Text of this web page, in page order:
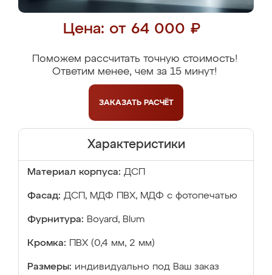
Цена: от 64 000 ₽
Поможем рассчитать точную стоимость!
Ответим менее, чем за 15 минут!
ЗАКАЗАТЬ РАСЧЁТ
Характеристики
Материал корпуса: ДСП
Фасад: ДСП, МДФ ПВХ, МДФ с фотопечатью
Фурнитура: Boyard, Blum
Кромка: ПВХ (0,4 мм, 2 мм)
Размеры: индивидуально под Ваш заказ